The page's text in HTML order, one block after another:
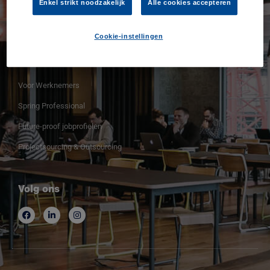
Contacteer ons
Voor Werknemers
Spring Professional
Future-proof jobprofielen
Projectsourcing & Outsourcing
Volg ons
Enkel strikt noodzakelijk Alle cookies accepteren
Cookie-instellingen